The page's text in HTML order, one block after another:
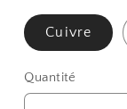
Cuivre
Quantité
Quantité